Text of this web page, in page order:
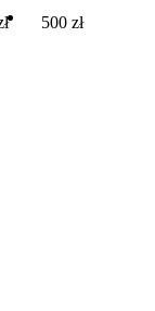
500 zł